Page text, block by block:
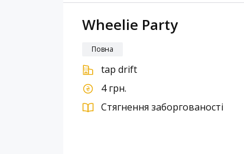
Wheelie Party
Повна
tap drift
4 грн.
Стягнення заборгованості